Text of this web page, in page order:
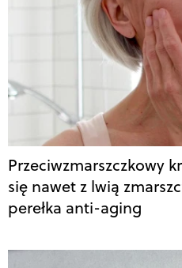
Przeciwzmarszczkowy
się nawet z lwią
perełka anti-aging